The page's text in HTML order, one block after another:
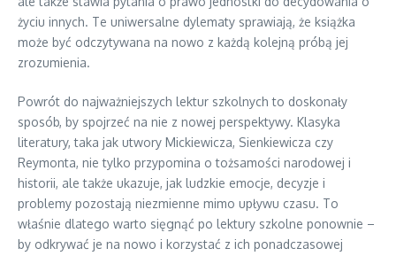
życiu innych. Te uniwersalne dylematy sprawiają, że książka
może być odczytywana na nowo z każdą kolejną próbą jej
zrozumienia.
Powrót do najważniejszych lektur szkolnych to doskonały
sposób, by spojrzeć na nie z nowej perspektywy. Klasyka
literatury, taka jak utwory Mickiewicza, Sienkiewicza czy
Reymonta, nie tylko przypomina o tożsamości narodowej i
historii, ale także ukazuje, jak ludzkie emocje, decyzje i
problemy pozostają niezmienne mimo upływu czasu. To
właśnie dlatego warto sięgnąć po lektury szkolne ponownie –
by odkrywać je na nowo i korzystać z ich ponadczasowej